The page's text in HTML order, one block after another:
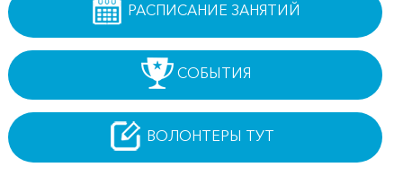
РАСПИСАНИЕ ЗАНЯТИЙ
СОБЫТИЯ
ВОЛОНТЕРЫ ТУТ